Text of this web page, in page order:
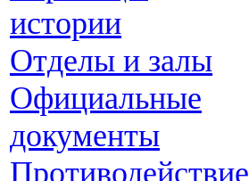
истории
Отделы и залы
Официальные
документы
Противодействие